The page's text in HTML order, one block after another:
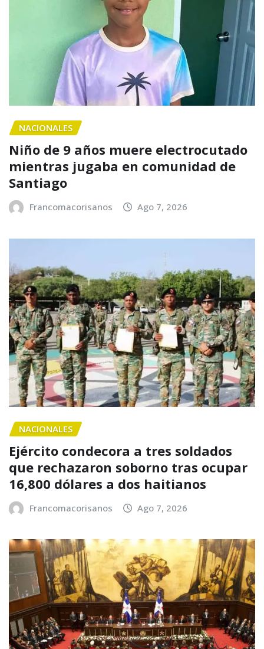
NACIONALES
Niño de 9 años muere electrocutado
mientras jugaba en comunidad de
Santiago
Francomacorisanos Ago 7, 2026
NACIONALES
Ejército condecora a tres soldados
que rechazaron soborno tras ocupar
16,800 dólares a dos haitianos
Francomacorisanos Ago 7, 2026